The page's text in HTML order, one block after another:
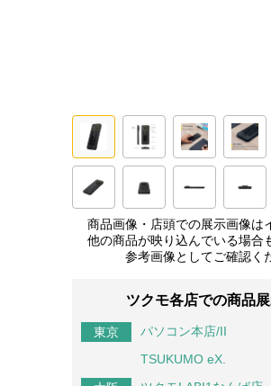
商品画像・店頭での展示画像は
他の商品が映り込んでいる場合
参考画像としてご確認く
ツクモ各店での商品
東京 パソコン本店/II
TSUKUMO eX.